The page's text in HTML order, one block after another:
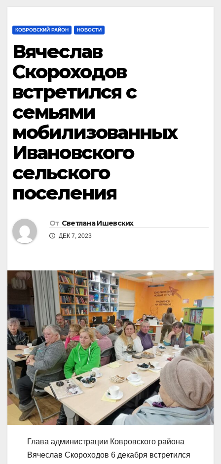
КОВРОВСКИЙ РАЙОН НОВОСТИ
Вячеслав
Скороходов
встретился с
семьями
мобилизованных
Ивановского
сельского
поселения
От Светлана Ишевских
ДЕК 7, 2023
Глава администрации Ковровского района
Вячеслав Скороходов 6 декабря встретился